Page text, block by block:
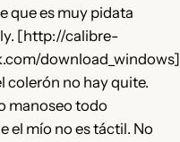
que es muy pidata
[http://calibre-
download_windows]
colerón no hay quite.
manoseo todo
el mío no es táctil. No